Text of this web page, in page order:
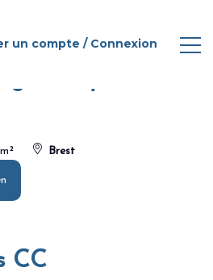
un compte / Connexion
m² Brest
CC